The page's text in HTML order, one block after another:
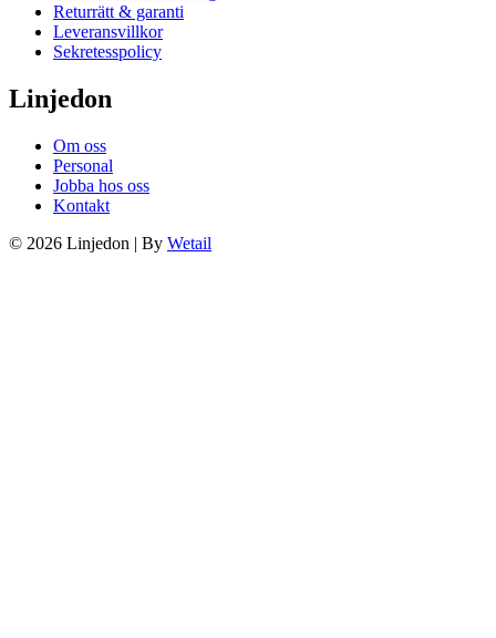
Returrätt & garanti
Leveransvillkor
Sekretesspolicy
Linjedon
Om oss
Personal
Jobba hos oss
Kontakt
© 2026 Linjedon | By Wetail